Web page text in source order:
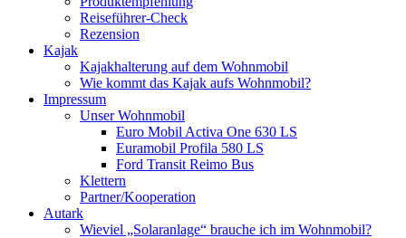
Reiseführer-Check
Rezension
Kajak
Kajakhalterung auf dem Wohnmobil
Wie kommt das Kajak aufs Wohnmobil?
Impressum
Unser Wohnmobil
Euro Mobil Activa One 630 LS
Euramobil Profila 580 LS
Ford Transit Reimo Bus
Klettern
Partner/Kooperation
Autark
Wieviel „Solaranlage“ brauche ich im Wohnmobil?